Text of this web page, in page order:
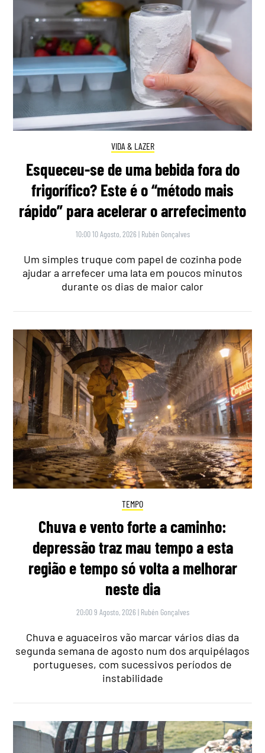
VIDA & LAZER
Esqueceu-se de uma bebida fora do
frigorífico? Este é o “método mais
rápido” para acelerar o arrefecimento
10:00 10 Agosto, 2026 | Rubén Gonçalves
Um simples truque com papel de cozinha pode
ajudar a arrefecer uma lata em poucos minutos
durante os dias de maior calor
TEMPO
Chuva e vento forte a caminho:
depressão traz mau tempo a esta
região e tempo só volta a melhorar
neste dia
20:00 9 Agosto, 2026 | Rubén Gonçalves
Chuva e aguaceiros vão marcar vários dias da
segunda semana de agosto num dos arquipélagos
portugueses, com sucessivos períodos de
instabilidade